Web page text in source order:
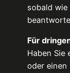
sobald wie
Für
Haben Sie
oder einen